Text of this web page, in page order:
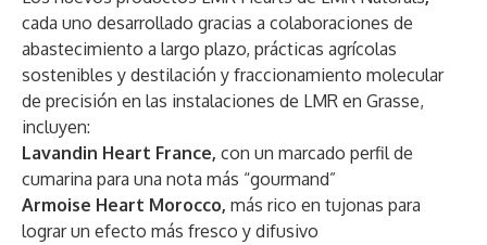
cada uno desarrollado gracias a colaboraciones de
abastecimiento a largo plazo, prácticas agrícolas
sostenibles y destilación y fraccionamiento molecular
de precisión en las instalaciones de LMR en Grasse,
incluyen:
Lavandin Heart France, con un marcado perfil de
cumarina para una nota más “gourmand”
Armoise Heart Morocco, más rico en tujonas para
lograr un efecto más fresco y difusivo